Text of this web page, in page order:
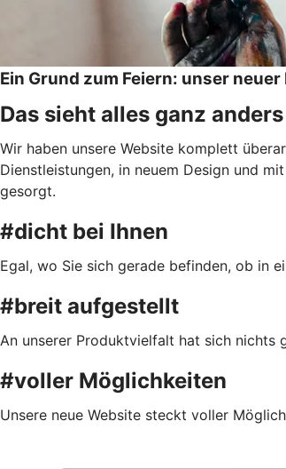
Ein Grund zum Feiern: unser
Das sieht alles ganz
Wir haben unsere Website komplett
Dienstleistungen, in neuem Design und
gesorgt.
#dicht bei Ihnen
Egal, wo Sie sich gerade befinden, ob in
#breit aufgestellt
An unserer Produktvielfalt hat sich nichts
#voller Möglichkeiten
Unsere neue Website steckt voller